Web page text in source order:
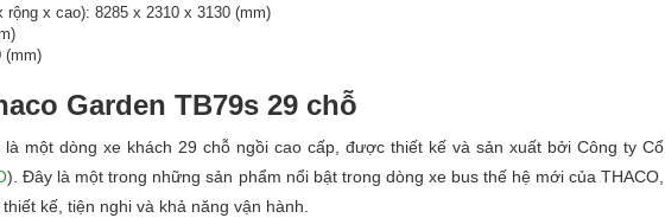
x cao): 8285 x 2310 x 3130 (mm)
(mm)
Garden TB79s 29 chỗ
một dòng xe khách 29 chỗ ngồi cao cấp, được thiết kế và sản xuất bởi Công ty Cổ
). Đây là một trong những sản phẩm nổi bật trong dòng xe bus thế hệ mới của THACO,
kế, tiện nghi và khả năng vận hành.